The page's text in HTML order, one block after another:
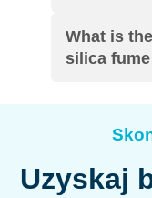
What is
silica
Uzyskaj